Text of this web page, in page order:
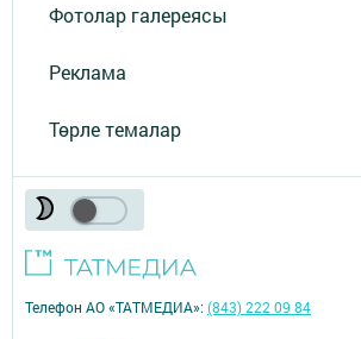
Фотолар галереясы
Реклама
Төрле темалар
Телефон АО «ТАТМЕДИА»:(843) 222 09 84